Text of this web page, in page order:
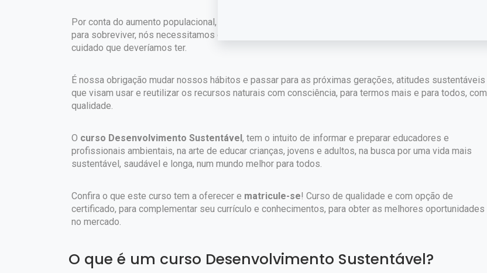
Por conta do aumento populacional, ao contrário de nossos antepassados que precisavam de pouco
para sobreviver, nós necessitamos de muito ou, pelo menos, não usamos os recursos naturais com o
cuidado que deveríamos ter.
É nossa obrigação mudar nossos hábitos e passar para as próximas gerações, atitudes sustentáveis
que visam usar e reutilizar os recursos naturais com consciência, para termos mais e para todos, com
qualidade.
O curso Desenvolvimento Sustentável, tem o intuito de informar e preparar educadores e
profissionais ambientais, na arte de educar crianças, jovens e adultos, na busca por uma vida mais
sustentável, saudável e longa, num mundo melhor para todos.
Confira o que este curso tem a oferecer e matricule-se! Curso de qualidade e com opção de
certificado, para complementar seu currículo e conhecimentos, para obter as melhores oportunidades
no mercado.
O que é um curso Desenvolvimento Sustentável?